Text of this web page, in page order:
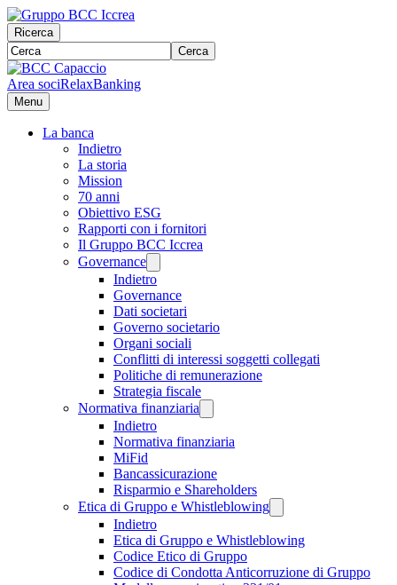
Ricerca
Cerca
Area sociRelaxBanking
Menu
La banca
Indietro
La storia
Mission
70 anni
Obiettivo ESG
Rapporti con i fornitori
Il Gruppo BCC Iccrea
Governance
Indietro
Governance
Dati societari
Governo societario
Organi sociali
Conflitti di interessi soggetti collegati
Politiche di remunerazione
Strategia fiscale
Normativa finanziaria
Indietro
Normativa finanziaria
MiFid
Bancassicurazione
Risparmio e Shareholders
Etica di Gruppo e Whistleblowing
Indietro
Etica di Gruppo e Whistleblowing
Codice Etico di Gruppo
Codice di Condotta Anticorruzione di Gruppo